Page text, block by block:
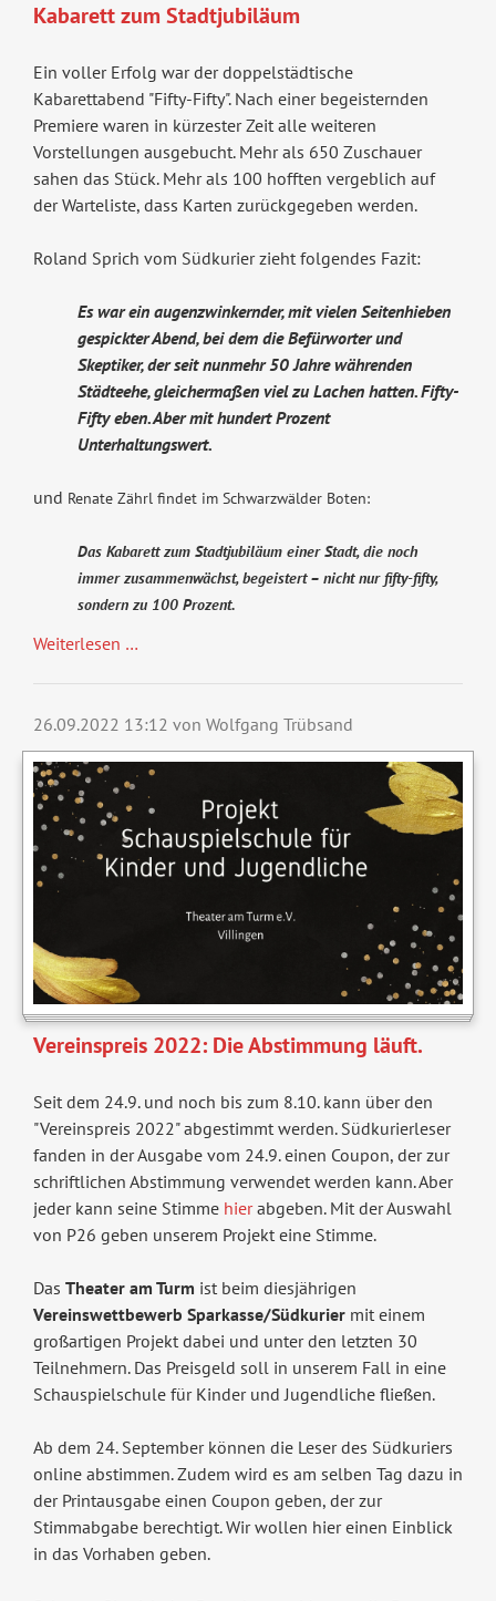
Kabarett zum Stadtjubiläum
Ein voller Erfolg war der doppelstädtische
Kabarettabend "Fifty-Fifty". Nach einer begeisternden
Premiere waren in kürzester Zeit alle weiteren
Vorstellungen ausgebucht. Mehr als 650 Zuschauer
sahen das Stück. Mehr als 100 hofften vergeblich auf
der Warteliste, dass Karten zurückgegeben werden.
Roland Sprich vom Südkurier zieht folgendes Fazit:
Es war ein augenzwinkernder, mit vielen Seitenhieben
gespickter Abend, bei dem die Befürworter und
Skeptiker, der seit nunmehr 50 Jahre währenden
Städteehe, gleichermaßen viel zu Lachen hatten. Fifty-
Fifty eben. Aber mit hundert Prozent
Unterhaltungswert.
und Renate Zährl findet im Schwarzwälder Boten:
Das Kabarett zum Stadtjubiläum einer Stadt, die noch
immer zusammenwächst, begeistert – nicht nur fifty-fifty,
sondern zu 100 Prozent.
Weiterlesen …
26.09.2022 13:12 von Wolfgang Trübsand
Vereinspreis 2022: Die Abstimmung läuft.
Seit dem 24.9. und noch bis zum 8.10. kann über den
"Vereinspreis 2022" abgestimmt werden. Südkurierleser
fanden in der Ausgabe vom 24.9. einen Coupon, der zur
schriftlichen Abstimmung verwendet werden kann. Aber
jeder kann seine Stimme hierabgeben. Mit der Auswahl
von P26 geben unserem Projekt eine Stimme.
Das Theater am Turm ist beim diesjährigen
Vereinswettbewerb Sparkasse/Südkuriermit einem
großartigen Projekt dabei und unter den letzten 30
Teilnehmern. Das Preisgeld soll in unserem Fall in eine
Schauspielschule für Kinder und Jugendliche fließen.
Ab dem 24. September können die Leser des Südkuriers
online abstimmen. Zudem wird es am selben Tag dazu in
der Printausgabe einen Coupon geben, der zur
Stimmabgabe berechtigt. Wir wollen hier einen Einblick
in das Vorhaben geben.